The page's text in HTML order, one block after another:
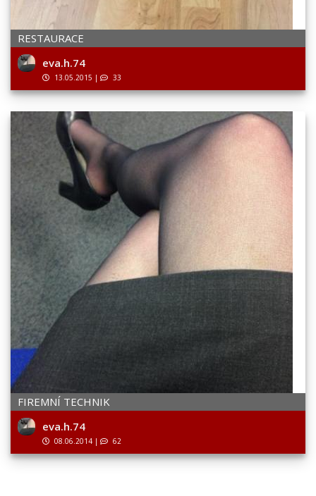
RESTAURACE
eva.h.74
13.05.2015 | 33
FIREMNÍ TECHNIK
eva.h.74
08.06.2014 | 62